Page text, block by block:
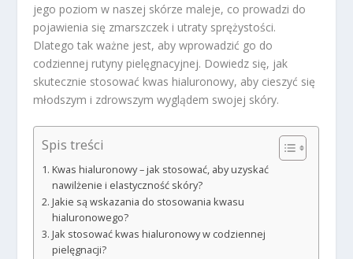
jego poziom w naszej skórze maleje, co prowadzi do
pojawienia się zmarszczek i utraty sprężystości.
Dlatego tak ważne jest, aby wprowadzić go do
codziennej rutyny pielęgnacyjnej. Dowiedz się, jak
skutecznie stosować kwas hialuronowy, aby cieszyć się
młodszym i zdrowszym wyglądem swojej skóry.
Spis treści
Kwas hialuronowy – jak stosować, aby uzyskać
nawilżenie i elastyczność skóry?
Jakie są wskazania do stosowania kwasu
hialuronowego?
Jak stosować kwas hialuronowy w codziennej
pielęgnacji?